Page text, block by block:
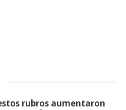
rubros aumentaron